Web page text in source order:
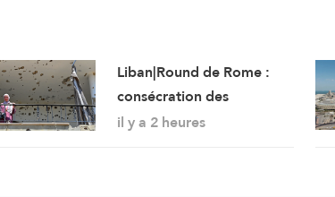
Liban|Round de Rome :
consécration des
exigences de l’ennemi et
il y a 2 heures